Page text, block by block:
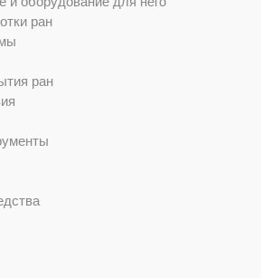
ран
ран